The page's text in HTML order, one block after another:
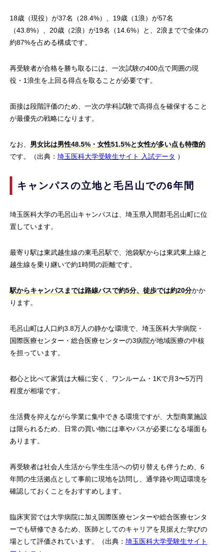
18歳（現役）が37名（28.4%）、19歳（1浪）が57名
（43.8%）、20歳（2浪）が19名（14.6%）と、2浪までで全体の
約87%を占める構成です。
再受験者が合格を勝ち取るには、一次試験の400点で周囲の現
役・1浪生を上回る得点を取ることが必要です。
面接は段階評価のため、一次の学科試験で高得点を確保すること
が最優先の戦略になります。
なお、 男女比は男性48.5%・女性51.5%と女性が多い点も特徴的
です。（出典： 埼玉医科大学受験生サイト 入試データ ）
キャンパスの立地と毛呂山での6年間
埼玉医科大学の毛呂山キャンパスは、埼玉県入間郡毛呂山町に位
置しています。
最寄り駅は東武越生線の東毛呂駅で、池袋駅からは東武東上線と
越生線を乗り継いで約1時間の距離です。
駅からキャンパスまでは路線バスで約5分、徒歩では約20分かか
ります。
毛呂山町は人口約3.8万人の静かな環境で、埼玉医科大学病院・
国際医療センター・総合医療センターの3病院が地域医療の中核
を担っています。
都心と比べて家賃は大幅に安く、ワンルーム・1Kで月3〜5万円
程度が相場です。
生活費を抑えながら学業に集中できる環境ですが、大型商業施設
は限られるため、日常の買い物には車やバスが必要になる場面も
あります。
再受験者は社会人生活から学生生活への切り替えも伴うため、6
年間の生活拠点として事前に現地を訪問し、通学路や周辺環境を
確認しておくことをおすすめします。
臨床実習では大学病院に加え国際医療センターや総合医療センタ
ーでも研修できるため、医師としてのキャリアを見据えた学びの
場として評価されています。（出典： 埼玉医科大学受験生サイト